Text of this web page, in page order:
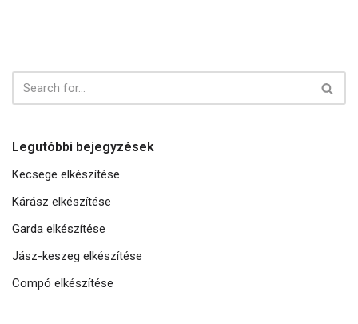
Legutóbbi bejegyzések
Kecsege elkészítése
Kárász elkészítése
Garda elkészítése
Jász-keszeg elkészítése
Compó elkészítése